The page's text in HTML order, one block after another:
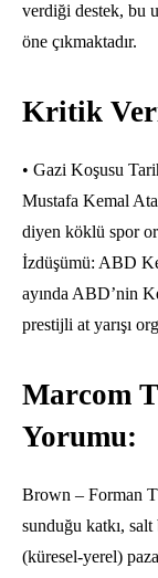
verdiği destek, bu
öne çıkmaktadır.
Kritik
• Gazi Koşusu
Mustafa Kemal
diyen köklü spor
İzdüşümü: ABD
ayında ABD’nin
prestijli at yarışı
Marcom
Yorumu:
Brown – Forman
sunduğu katkı, salt
(küresel-yerel)